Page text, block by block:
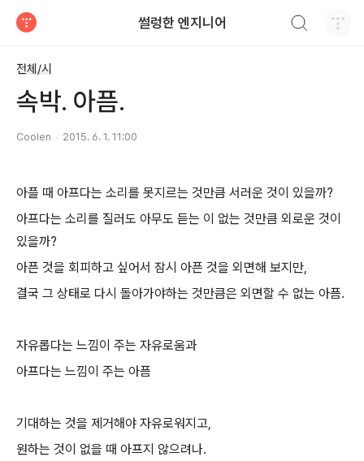
썰렁한 엔지니어
전체/시
속박. 아픔.
Coolen 2015. 6. 1. 11:00
아플 때 아프다는 소리를 못지르는 것만큼 서러운 것이 있을까?
아프다는 소리를 질러도 아무도 듣는 이 없는 것만큼 외로운 것이
있을까?
아픈 것을 회피하고 싶어서 잠시 아픈 것을 외면해 보지만,
결국 그 상태로 다시 돌아가야하는 것만큼은 외면할 수 없는 아픔.
자유롭다는 느낌이 주는 자유로움과
아프다는 느낌이 주는 아픔
기대하는 것을 제거해야 자유로워지고,
원하는 것이 없을 때 아프지 않으려나.